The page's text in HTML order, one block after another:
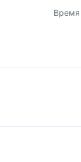
Время